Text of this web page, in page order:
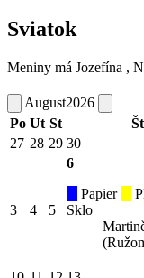
Sviatok
Meniny má Jozefína ,
August2026
Po Ut St Št
27 28 29 30
3 4 5
6
Papier
Sklo